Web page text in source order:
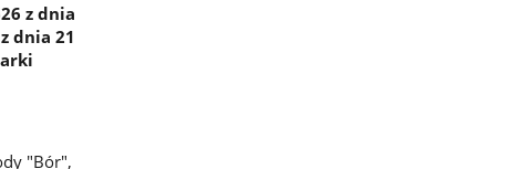
z dnia
dnia 21
"Bór",